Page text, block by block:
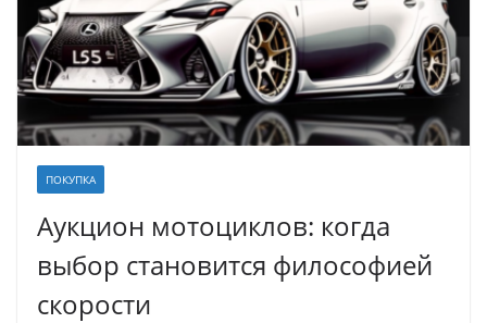
ПОКУПКА
Аукцион мотоциклов: когда
выбор становится философией
скорости